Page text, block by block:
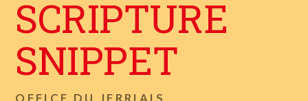
SCRIPTURE
SNIPPET
OFFICE DU JERRIAIS